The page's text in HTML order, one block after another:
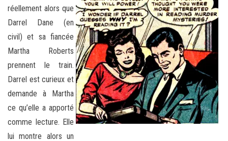
réellement alors que
Darrel Dane (en
civil) et sa fiancée
Martha Roberts
prennent le train.
Darrel est curieux et
demande à Martha
ce qu’elle a apporté
comme lecture. Elle
lui montre alors un